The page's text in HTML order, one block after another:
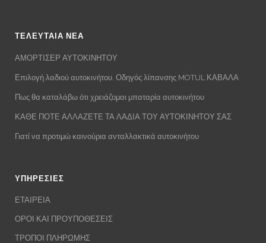
ΤΕΛΕΥΤΑΙΑ ΝΕΑ
ΑΜΟΡΤΙΣΕΡ ΑΥΤΟΚΙΝΗΤΟΥ
Επιλογή λαδιού αυτοκινήτου. Οδηγός λίπανσης MOTUL ΚΑΒΑΛΑ
Πως θα καταλάβω ότι χρειάζομαι μπαταρία αυτοκινήτου
ΚΑΘΕ ΠΟΤΕ ΑΛΛΑΖΕΤΕ ΤΑ ΛΑΔΙΑ ΤΟΥ ΑΥΤΟΚΙΝΗΤΟΥ ΣΑΣ
Γιατί να προτιμώ καινούρια ανταλλακτικά αυτοκινήτου
ΥΠΗΡΕΣΙΕΣ
ΕΤΑΙΡΕΙΑ
ΟΡΟΙ ΚΑΙ ΠΡΟΥΠΟΘΕΣΕΙΣ
ΤΡΟΠΟΙ ΠΛΗΡΩΜΗΣ